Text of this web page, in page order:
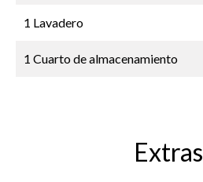
1 Lavadero
1 Cuarto de almacenamiento
Extras